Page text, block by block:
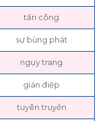
tấn công
sự bùng phát
ngụy trang
gián điệp
tuyên truyền